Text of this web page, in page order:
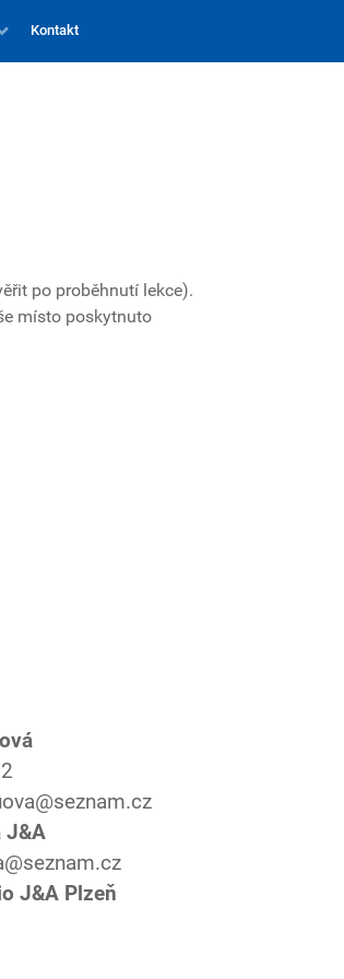
Kontakt
po proběhnutí lekce).
místo poskytnuto
J&A
J&A Plzeň